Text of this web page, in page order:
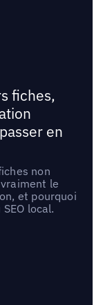
fiches,
en
non
le
et pourquoi
local.